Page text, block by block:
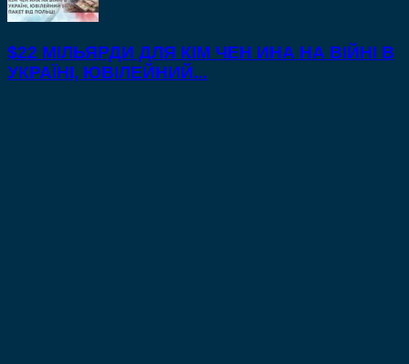
$22 МІЛЬЯРДИ ДЛЯ КІМ ЧЕН ИНА НА ВІЙНІ В
УКРАЇНІ, ЮВІЛЕЙНИЙ...